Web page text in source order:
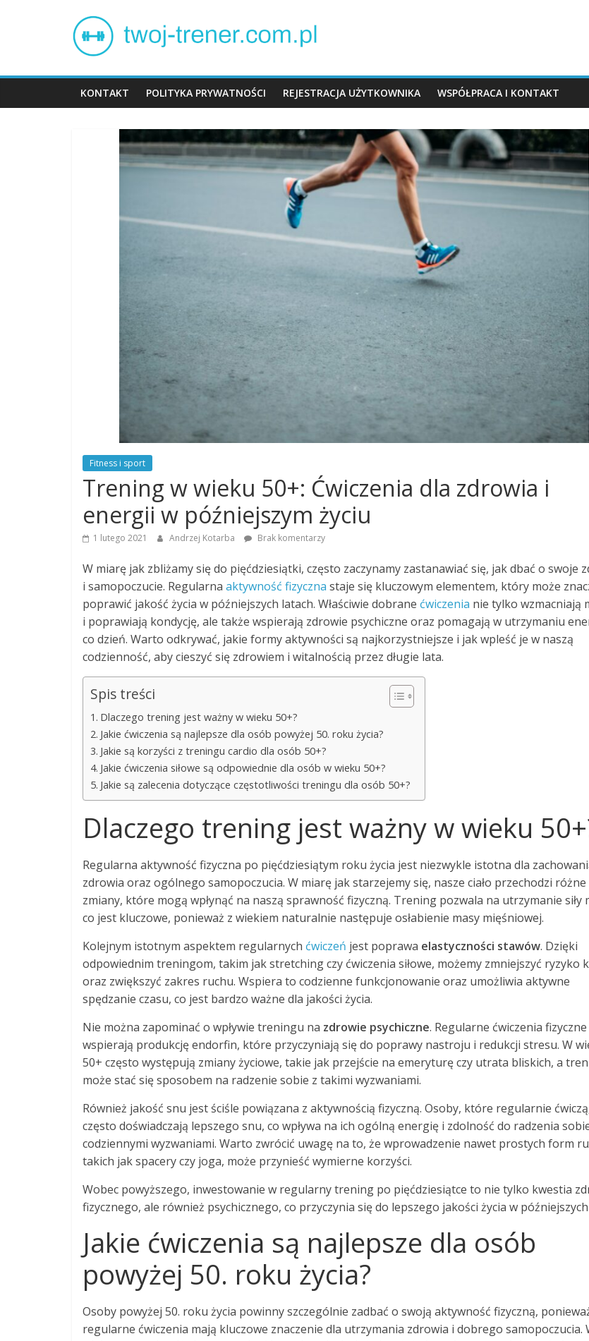
Twój
trener
KONTAKT POLITYKA PRYWATNOŚCI REJESTRACJA UŻYTKOWNIKA WSPÓŁPRACA I KONTAKT
Fitness i sport
Trening w wieku 50+: Ćwiczenia dla zdrowia i
energii w późniejszym życiu
1 lutego 2021 Andrzej Kotarba Brak komentarzy
W miarę jak zbliżamy się do pięćdziesiątki, często zaczynamy zastanawiać się, jak dbać o swoje
i samopoczucie. Regularna aktywność fizyczna staje się kluczowym elementem, który może
poprawić jakość życia w późniejszych latach. Właściwie dobrane ćwiczenia nie tylko wzmacniają
i poprawiają kondycję, ale także wspierają zdrowie psychiczne oraz pomagają w utrzymaniu
co dzień. Warto odkrywać, jakie formy aktywności są najkorzystniejsze i jak wpleść je w naszą
codzienność, aby cieszyć się zdrowiem i witalnością przez długie lata.
Spis treści
Dlaczego trening jest ważny w wieku 50+?
Jakie ćwiczenia są najlepsze dla osób powyżej 50. roku życia?
Jakie są korzyści z treningu cardio dla osób 50+?
Jakie ćwiczenia siłowe są odpowiednie dla osób w wieku 50+?
Jakie są zalecenia dotyczące częstotliwości treningu dla osób 50+?
Dlaczego trening jest ważny w wieku
Regularna aktywność fizyczna po pięćdziesiątym roku życia jest niezwykle istotna dla
zdrowia oraz ogólnego samopoczucia. W miarę jak starzejemy się, nasze ciało przechodzi różne
zmiany, które mogą wpłynąć na naszą sprawność fizyczną. Trening pozwala na utrzymanie siły
co jest kluczowe, ponieważ z wiekiem naturalnie następuje osłabienie masy mięśniowej.
Kolejnym istotnym aspektem regularnych ćwiczeń jest poprawa elastyczności stawów. Dzięki
odpowiednim treningom, takim jak stretching czy ćwiczenia siłowe, możemy zmniejszyć ryzyko
oraz zwiększyć zakres ruchu. Wspiera to codzienne funkcjonowanie oraz umożliwia aktywne
spędzanie czasu, co jest bardzo ważne dla jakości życia.
Nie można zapominać o wpływie treningu na zdrowie psychiczne. Regularne ćwiczenia fizyczne
wspierają produkcję endorfin, które przyczyniają się do poprawy nastroju i redukcji stresu. W
50+ często występują zmiany życiowe, takie jak przejście na emeryturę czy utrata bliskich, a
może stać się sposobem na radzenie sobie z takimi wyzwaniami.
Również jakość snu jest ściśle powiązana z aktywnością fizyczną. Osoby, które regularnie
często doświadczają lepszego snu, co wpływa na ich ogólną energię i zdolność do radzenia
codziennymi wyzwaniami. Warto zwrócić uwagę na to, że wprowadzenie nawet prostych form
takich jak spacery czy joga, może przynieść wymierne korzyści.
Wobec powyższego, inwestowanie w regularny trening po pięćdziesiątce to nie tylko kwestia
fizycznego, ale również psychicznego, co przyczynia się do lepszego jakości życia w
Jakie ćwiczenia są najlepsze dla osób
powyżej 50. roku życia?
Osoby powyżej 50. roku życia powinny szczególnie zadbać o swoją aktywność fizyczną,
regularne ćwiczenia mają kluczowe znaczenie dla utrzymania zdrowia i dobrego samopoczucia.